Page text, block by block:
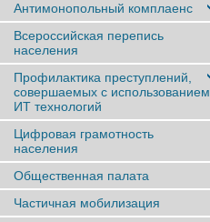
Антимонопольный комплаенс
Всероссийская перепись
населения
Профилактика преступлений,
совершаемых с использованием
ИТ технологий
Цифровая грамотность
населения
Общественная палата
Частичная мобилизация